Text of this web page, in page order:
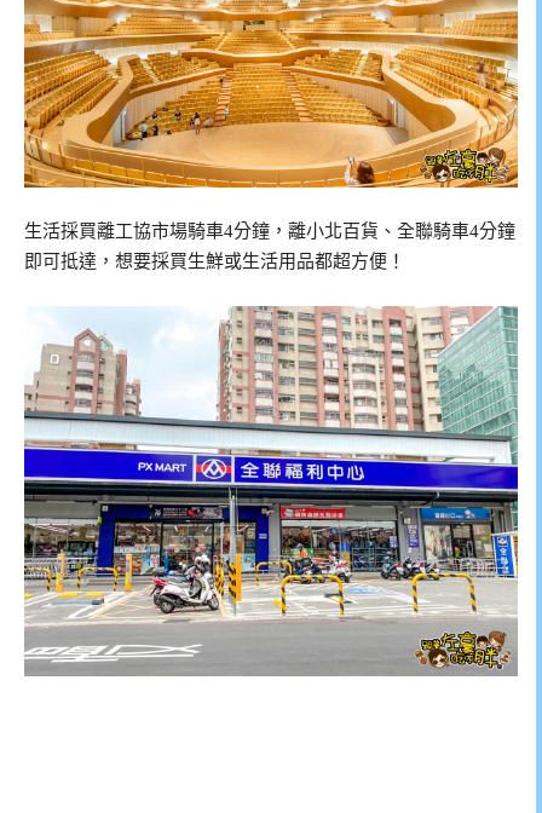
生活採買離工協市場騎車4分鐘，離小北百貨、全聯騎車4分鐘
即可抵達，想要採買生鮮或生活用品都超方便！